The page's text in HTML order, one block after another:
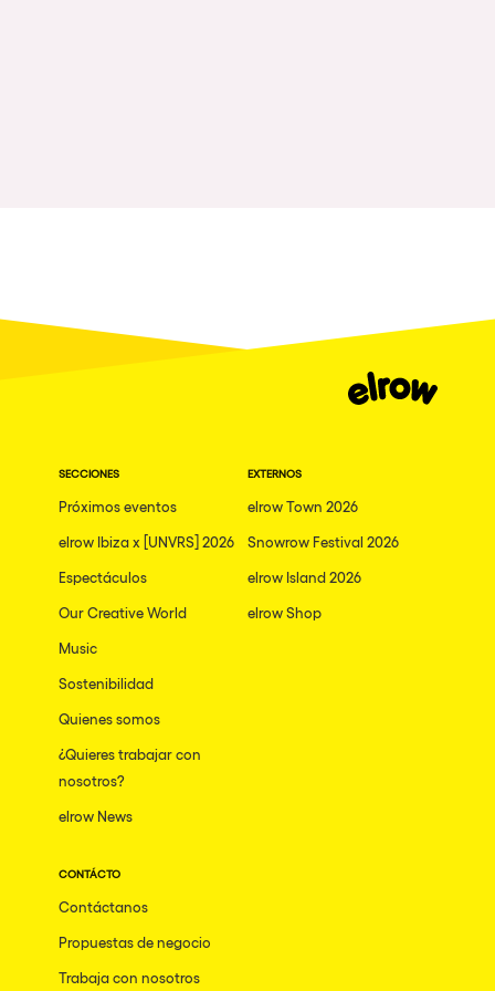
Riazzino
Pilton
Shanghai
Baja Sardegna
Zamárdi
Secret Location
Catania
Edinburgh
Portugal
Jakarta
SECCIONES
Próximos eventos
elrow Ibiza x [UNVRS] 2026
Espectáculos
Our Creative World
Music
Sostenibilidad
Quienes somos
¿Quieres trabajar con
nosotros?
elrow News
EXTERNOS
elrow Town 2026
Snowrow Festival 2026
elrow Island 2026
elrow Shop
CONTÁCTO
Contáctanos
Propuestas de negocio
Trabaja con nosotros